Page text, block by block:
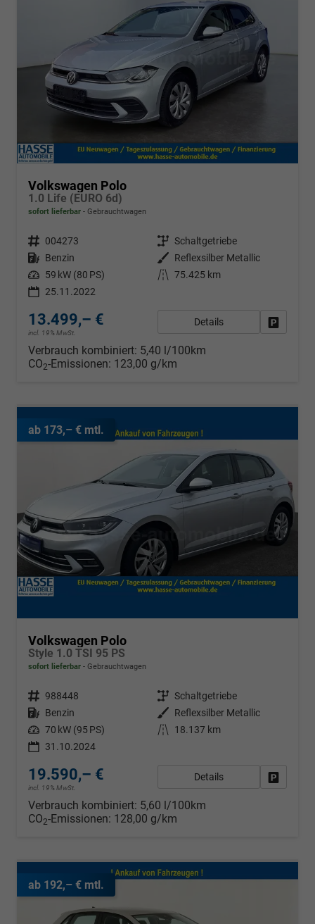
Volkswagen Polo
1.0 Life (EURO 6d)
sofort lieferbar Gebrauchtwagen
Fahrzeugnr. 004273 Getriebe Schaltgetriebe
Kraftstoff Benzin Außenfarbe
Reflexsilber Metallic
Leistung 59 kW (80 PS) Kilometerstand 75.425 km
25.11.2022
13.499,– €
incl. 19% MwSt.
Details
Verbrauch kombiniert: 5,40 l/100km
CO2-Emissionen: 123,00 g/km
ab 173,– € mtl.
Volkswagen Polo
Style 1.0 TSI 95 PS
sofort lieferbar Gebrauchtwagen
Fahrzeugnr. 988448 Getriebe Schaltgetriebe
Kraftstoff Benzin Außenfarbe
Reflexsilber Metallic
Leistung 70 kW (95 PS) Kilometerstand
18.137 km
31.10.2024
19.590,– €
incl. 19% MwSt.
Details
Verbrauch kombiniert: 5,60 l/100km
CO2-Emissionen: 128,00 g/km
ab 192,– € mtl.